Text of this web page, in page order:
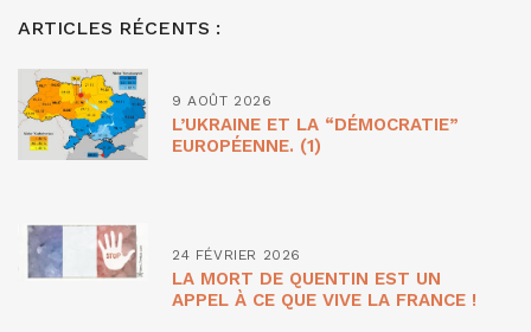
ARTICLES RÉCENTS :
9 AOÛT 2026
L’UKRAINE ET LA “DÉMOCRATIE”
EUROPÉENNE. (1)
24 FÉVRIER 2026
LA MORT DE QUENTIN EST UN
APPEL À CE QUE VIVE LA FRANCE !